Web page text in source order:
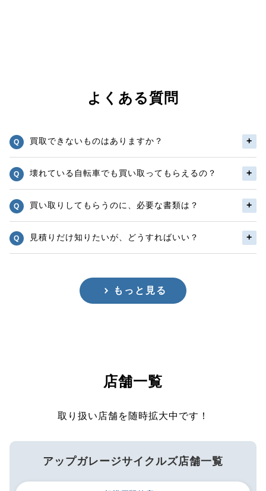
よくある質問
買取できないものはありますか？
壊れている自転車でも買い取ってもらえるの？
買い取りしてもらうのに、必要な書類は？
見積りだけ知りたいが、どうすればいい？
もっと見る
店舗一覧
取り扱い店舗を随時拡大中です！
アップガレージサイクルズ店舗一覧